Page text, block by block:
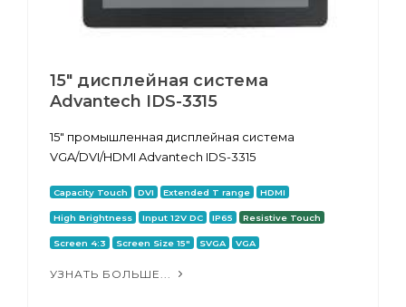
15" дисплейная система
Advantech IDS-3315
15" промышленная дисплейная система
VGA/DVI/HDMI Advantech IDS-3315
Capacity Touch DVI Extended T range HDMI
High Brightness Input 12V DC IP65 Resistive Touch
Screen 4:3 Screen Size 15" SVGA VGA
УЗНАТЬ БОЛЬШЕ...